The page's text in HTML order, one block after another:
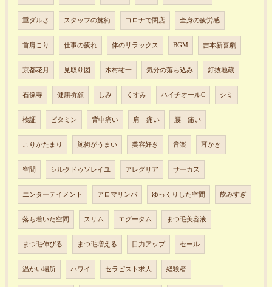
重ダルさ スタッフの施術 コロナで閉店 全身の疲労感
首肩こり 仕事の疲れ 体のリラックス BGM 吉本新喜劇
京都花月 見取り図 木村祐一 気分の落ち込み 釘抜地蔵
石像寺 健康祈願 しみ くすみ ハイチオールC シミ
検証 ビタミン 背中痛い 肩 痛い 腰 痛い
こりかたまり 施術がうまい 美容好き 音楽 耳かき
空間 シルクドゥソレイユ アレグリア サーカス
エンターテイメント アロマリンパ ゆっくりした空間 飲みすぎ
落ち着いた空間 スリム エグータム まつ毛美容液
まつ毛伸びる まつ毛増える 目力アップ セール
温かい場所 ハワイ セラピスト求人 経験者